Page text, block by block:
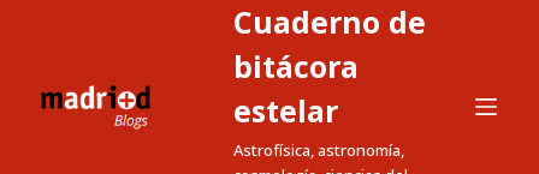
Cuaderno de
bitácora
estelar
Astrofísica, astronomía,